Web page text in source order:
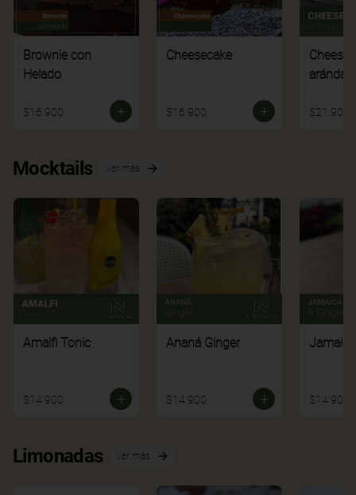
Brownie con
Helado
$16.900
Cheesecake
$16.900 $21.900
Mocktails Ver más
Amalfi Tonic
$14.900
Ananá Ginger
$14.900 $14.900
Limonadas Ver más